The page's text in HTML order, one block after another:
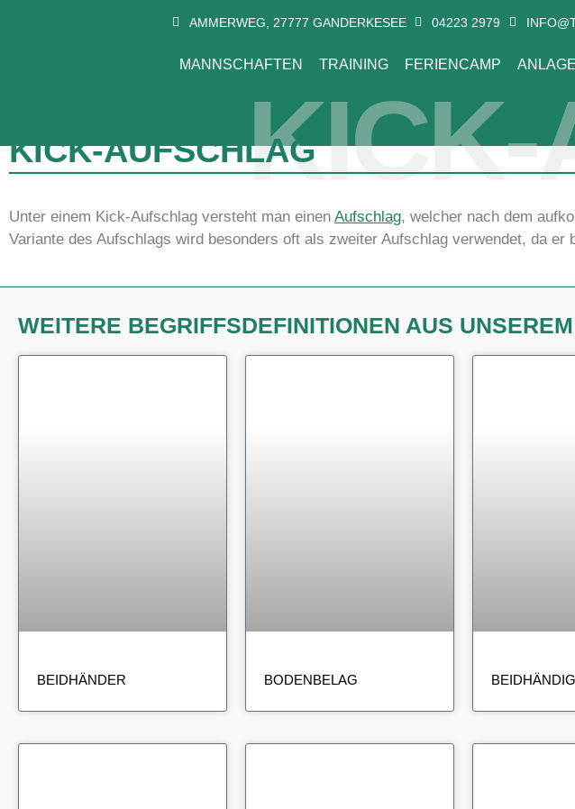
AMMERWEG, 27777 GANDERKESEE 04223 2979
MANNSCHAFTEN TRAINING FERIENCAMP ANLAGE
KICK-
KICK-AUFSCHLAG
Unter einem Kick-Aufschlag versteht man einen Aufschlag, welcher nach dem
Variante des Aufschlags wird besonders oft als zweiter Aufschlag verwendet, da
WEITERE BEGRIFFSDEFINITIONEN AUS
BEIDHÄNDER BODENBELAG BEIDHÄNDIG